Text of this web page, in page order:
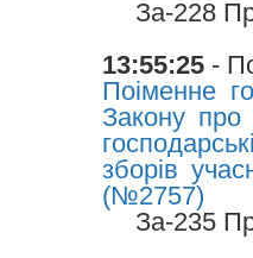
За-228
13:55:25 -
Поіменне
Закону про
зборів
(№2757)
За-235